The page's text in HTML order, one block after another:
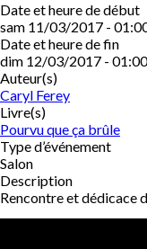
Date et heure de début
sam 11/03/2017 -
Date et heure de fin
dim 12/03/2017 - 01:00
Auteur(s)
Caryl Ferey
Livre(s)
Pourvu que ça brûle
Type d’événement
Salon
Description
Rencontre et dédicace